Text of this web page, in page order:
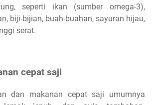
seperti ikan (sumber omega-3),
biji-bijian, buah-buahan, sayuran hijau,
serat.
cepat saji
dan makanan cepat saji umumnya